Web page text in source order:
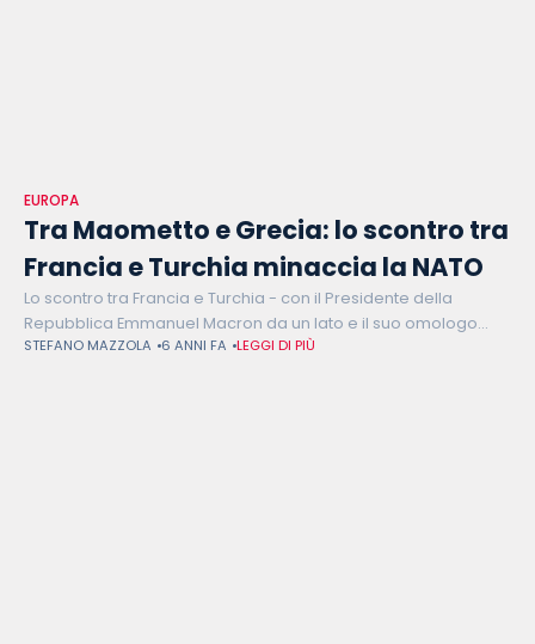
EUROPA
Tra Maometto e Grecia: lo scontro tra
Francia e Turchia minaccia la NATO
Lo scontro tra Francia e Turchia - con il Presidente della
Repubblica Emmanuel Macron da un lato e il suo omologo
turco Recep Tayyip Erdogan dall'altro - sul laicismo dello
STEFANO MAZZOLA 6 ANNI FA LEGGI DI PIÙ